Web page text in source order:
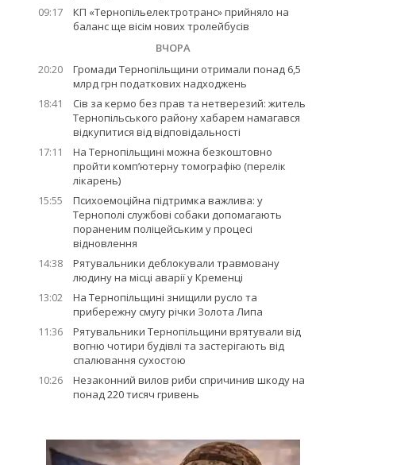
09:17
КП «Тернопільелектротранс» прийняло на
баланс ще вісім нових тролейбусів
ВЧОРА
20:20
Громади Тернопільщини отримали понад 6,5
млрд грн податкових надходжень
18:41
Сів за кермо без прав та нетверезий: житель
Тернопільського району хабарем намагався
відкупитися від відповідальності
17:11
На Тернопільщині можна безкоштовно
пройти комп’ютерну томографію (перелік
лікарень)
15:55
Психоемоційна підтримка важлива: у
Тернополі службові собаки допомагають
пораненим поліцейським у процесі
відновлення
14:38
Рятувальники деблокували травмовану
людину на місці аварії у Кременці
13:02
На Тернопільщині знищили русло та
прибережну смугу річки Золота Липа
11:36
Рятувальники Тернопільщини врятували від
вогню чотири будівлі та застерігають від
спалювання сухостою
10:26
Незаконний вилов риби спричинив шкоду на
понад 220 тисяч гривень